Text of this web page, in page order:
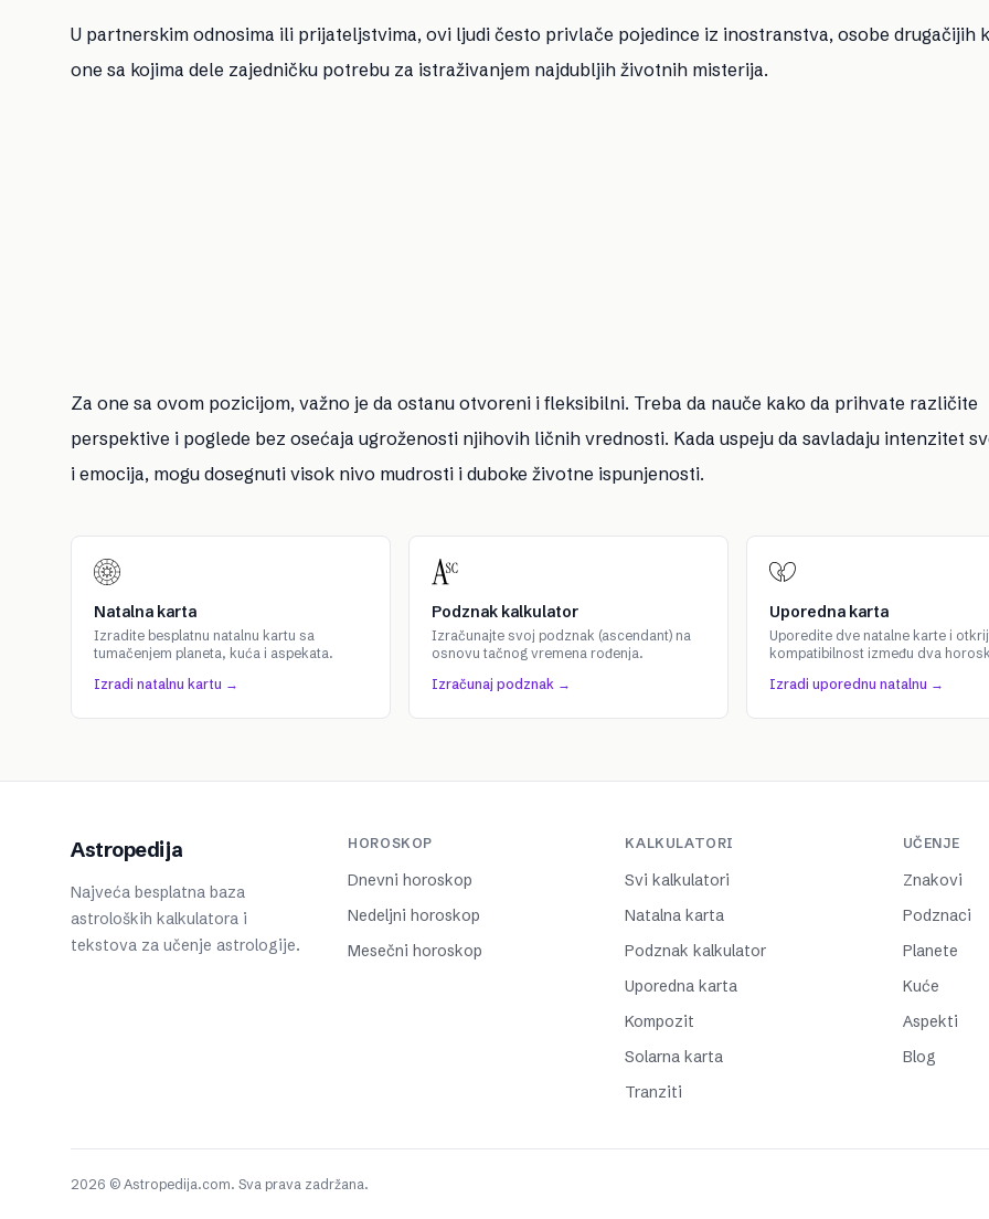
U partnerskim odnosima ili prijateljstvima, ovi ljudi često privlače pojedince iz inostranstva, osobe drugačijih
one sa kojima dele zajedničku potrebu za istraživanjem najdubljih životnih misterija.
Za one sa ovom pozicijom, važno je da ostanu otvoreni i fleksibilni. Treba da nauče kako da prihvate različite
perspektive i poglede bez osećaja ugroženosti njihovih ličnih vrednosti. Kada uspeju da savladaju intenzitet
i emocija, mogu dosegnuti visok nivo mudrosti i duboke životne ispunjenosti.
Natalna karta
Izradite besplatnu natalnu kartu sa
tumačenjem planeta, kuća i aspekata.
Izradi natalnu kartu →
Podznak kalkulator
Izračunajte svoj podznak (ascendant) na
osnovu tačnog vremena rođenja.
Izračunaj podznak →
Uporedna karta
Uporedite dve natalne karte i
kompatibilnost između dva
Izradi uporednu natalnu →
Astropedija
Najveća besplatna baza
astroloških kalkulatora i
tekstova za učenje astrologije.
HOROSKOP
Dnevni horoskop
Nedeljni horoskop
Mesečni horoskop
KALKULATORI
Svi kalkulatori
Natalna karta
Podznak kalkulator
Uporedna karta
Kompozit
Solarna karta
Tranziti
UČENJE
Znakovi
Podznaci
Planete
Kuće
Aspekti
Blog
2026 © Astropedija.com. Sva prava zadržana.